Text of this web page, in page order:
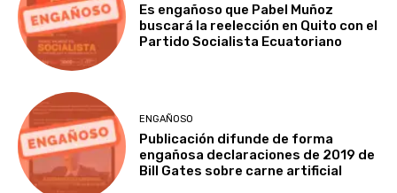
Es engañoso que Pabel Muñoz
buscará la reelección en Quito con el
Partido Socialista Ecuatoriano
ENGAÑOSO
Publicación difunde de forma
engañosa declaraciones de 2019 de
Bill Gates sobre carne artificial